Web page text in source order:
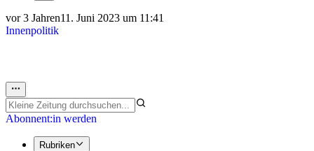
vor 3 Jahren11. Juni 2023 um 11:41
Innenpolitik
Abonnent:in werden
Rubriken